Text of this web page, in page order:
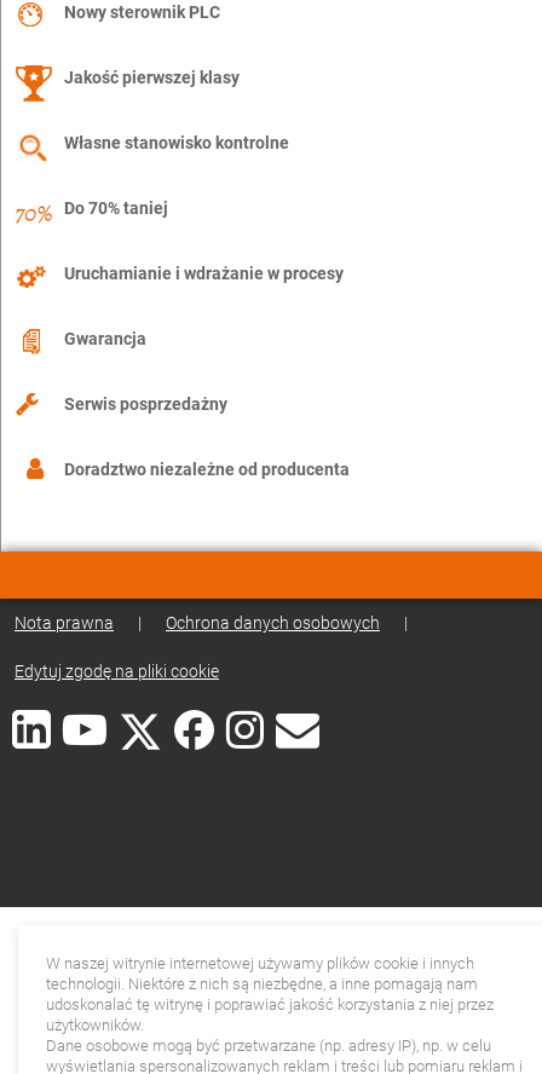
Nowy sterownik PLC
Jakość pierwszej klasy
Własne stanowisko kontrolne
Do 70% taniej
Uruchamianie i wdrażanie w procesy
Gwarancja
Serwis posprzedażny
Doradztwo niezależne od producenta
Nota prawna | Ochrona danych osobowych |
Edytuj zgodę na pliki cookie
W naszej witrynie internetowej używamy plików cookie i innych
technologii. Niektóre z nich są niezbędne, a inne pomagają nam
udoskonalać tę witrynę i poprawiać jakość korzystania z niej przez
użytkowników.
Dane osobowe mogą być przetwarzane (np. adresy IP), np. w celu
wyświetlania spersonalizowanych reklam i treści lub pomiaru reklam i